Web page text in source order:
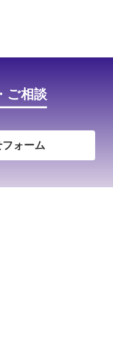
ご相談
ォーム